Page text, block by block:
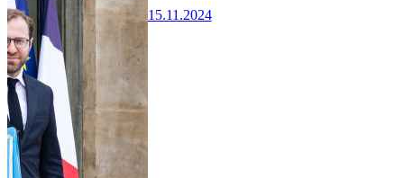
15.11.2024